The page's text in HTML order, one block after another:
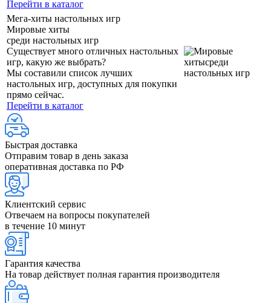
Перейти в каталог
Мега-хиты настольных игр
Мировые хиты
среди настольных игр
Существует много отличных настольных
игр, какую же выбрать?
Мы составили список лучших
настольных игр, доступных для покупки
прямо сейчас.
Перейти в каталог
Быстрая доставка
Отправим товар в день заказа
оперативная доставка по РФ
Клиентский сервис
Отвечаем на вопросы покупателей
в течение 10 минут
Гарантия качества
На товар действует полная гарантия производителя